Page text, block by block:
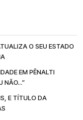
O SEU ESTADO
EM PÊNALTI
NÃO...”
E TÍTULO DA